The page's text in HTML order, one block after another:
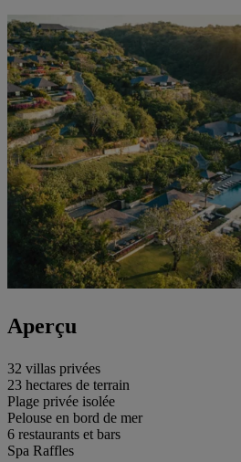
Aperçu
32 villas privées
23 hectares de terrain
Plage privée isolée
Pelouse en bord de mer
6 restaurants et bars
Spa Raffles